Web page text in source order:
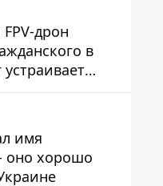
дрон
в
в городах
имя
оно хорошо